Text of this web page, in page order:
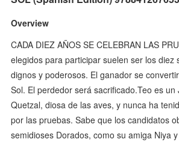
Overview
CADA DIEZ AÑOS SE CELEBRAN LAS
elegidos para participar suelen ser los diez
dignos y poderosos. El ganador se
Sol. El perdedor será sacrificado.Teo es un
Quetzal, diosa de las aves, y nunca ha
por las pruebas. Sabe que los candidatos
semidioses Dorados, como su amiga Niya